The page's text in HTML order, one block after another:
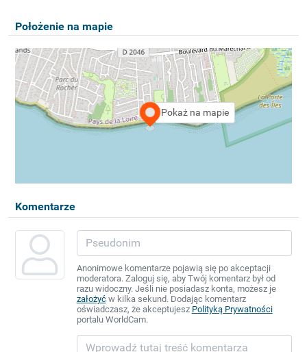
Położenie na mapie
Pokaż na mapie
Komentarze
Anonimowe komentarze pojawią się po akceptacji
moderatora. Zaloguj się, aby Twój komentarz był od
razu widoczny. Jeśli nie posiadasz konta, możesz je
założyćw kilka sekund. Dodając komentarz
oświadczasz, że akceptujesz Polityką Prywatności
portalu WorldCam.